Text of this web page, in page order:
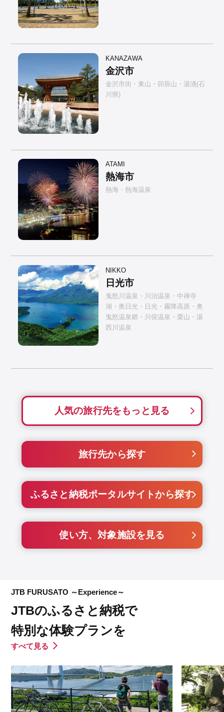
KANAZAWA
金沢市
金沢市街・東山・卯辰山・湯涌(石
川県)
ATAMI
熱海市
熱海・熱海温泉
NIKKO
日光市
鬼怒川温泉・川治温泉・中禅寺
湖・奥日光・日光・霧降高原・奥
鬼怒温泉郷・川俣温泉・栗山・湯
西川温泉
人気の旅行先をもっと見る
旅行先から探す
ふるさと納税ポータルサイトから探す
使い方、対象施設を見る
JTB FURUSATO ～Experience～
JTBのふるさと納税で
特別な体験プランを
すべて見る